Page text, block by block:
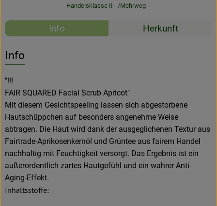
Handelsklasse II
Mehrweg
Rezepte
Info Herkunft
Info
"!!!
FAIR SQUARED Facial Scrub Apricot"
Mit diesem Gesichtspeeling lassen sich abgestorbene
Hautschüppchen auf besonders angenehme Weise
abtragen. Die Haut wird dank der ausgeglichenen Textur aus
Fairtrade-Aprikosenkernöl und Grüntee aus fairem Handel
nachhaltig mit Feuchtigkeit versorgt. Das Ergebnis ist ein
außerordentlich zartes Hautgefühl und ein wahrer Anti-
Aging-Effekt.
Inhaltsstoffe: